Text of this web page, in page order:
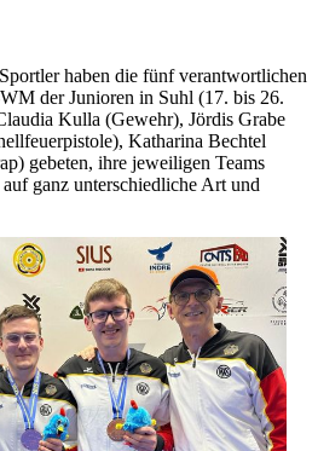
haben die fünf verantwortlichen
der Junioren in Suhl (17. bis 26.
Kulla (Gewehr), Jördis Grabe
Katharina Bechtel
gebeten, ihre jeweiligen Teams
ganz unterschiedliche Art und